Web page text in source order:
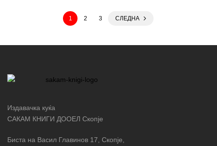
1 2 3 СЛЕДНА
Издавачка куќа
САКАМ КНИГИ ДООЕЛ Скопје
Биста на Васил Главинов 17, Скопје,